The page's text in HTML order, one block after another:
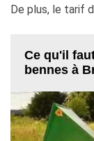
De plus, le tarif
Ce qu'il
bennes à